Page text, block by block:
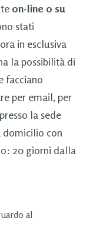
on-line o su
stati
in esclusiva
la possibilità di
facciano
per email, per
la sede
domicilio con
20 giorni dalla
al